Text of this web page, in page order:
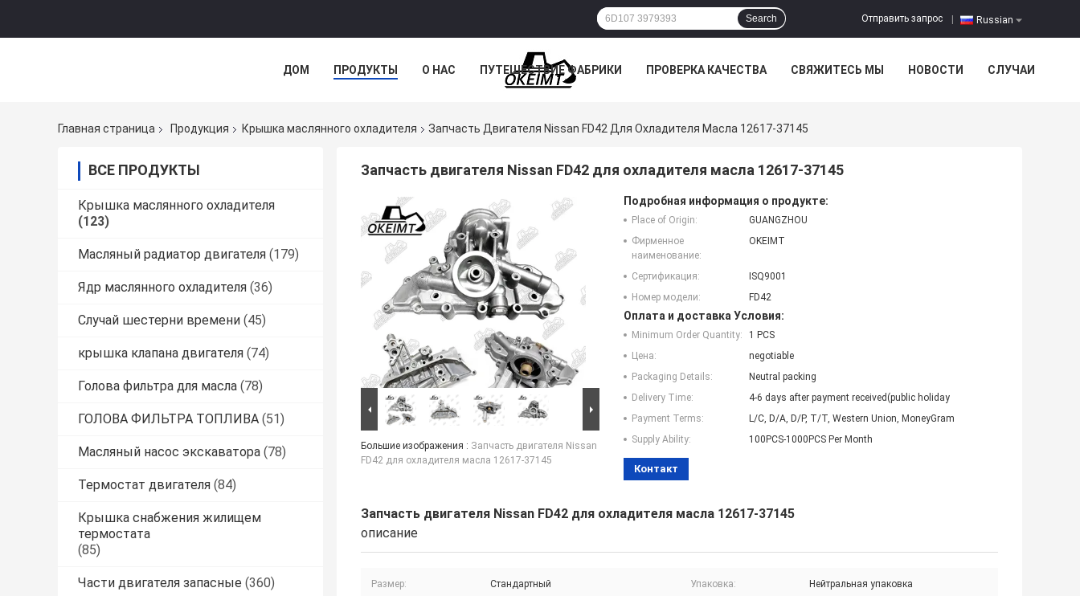
Russian
Отправить запрос
Search
ДОМ ПРОДУКТЫ О НАС ПУТЕШЕСТВИЕ ФАБРИКИ ПРОВЕРКА КАЧЕСТВА СВЯЖИТЕСЬ МЫ НОВОСТИ СЛУЧАИ
Главная страница Продукция Крышка маслянного охладителя Запчасть Двигателя Nissan FD42 Для Охладителя Масла 12617-37145
ВСЕ ПРОДУКТЫ
Крышка маслянного охладителя
(123)
Масляный радиатор двигателя (179)
Ядр маслянного охладителя (36)
Случай шестерни времени (45)
крышка клапана двигателя (74)
Голова фильтра для масла (78)
ГОЛОВА ФИЛЬТРА ТОПЛИВА (51)
Масляный насос экскаватора (78)
Термостат двигателя (84)
Крышка снабжения жилищем
термостата
(85)
Части двигателя запасные (360)
Запчасть двигателя Nissan FD42 для охладителя масла 12617-37145
Большие изображения : Запчасть двигателя Nissan
FD42 для охладителя масла 12617-37145
Подробная информация о продукте:
Place of Origin:
GUANGZHOU
Фирменное
наименование:
OKEIMT
Сертификация:
ISQ9001
Номер модели:
FD42
Оплата и доставка Условия:
Minimum Order Quantity:
1 PCS
Цена:
negotiable
Packaging Details:
Neutral packing
Delivery Time:
4-6 days after payment received(public holiday
Payment Terms:
L/C, D/A, D/P, T/T, Western Union, MoneyGram
Supply Ability:
100PCS-1000PCS Per Month
Контакт
Запчасть двигателя Nissan FD42 для охладителя масла 12617-37145
описание
Размер: Стандартный Упаковка: Нейтральная упаковка